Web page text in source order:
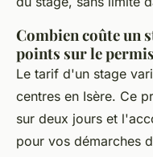
Combien coûte un
points sur le
Le tarif d'un stage
centres en Isère. Ce
sur deux jours et
pour vos démarches